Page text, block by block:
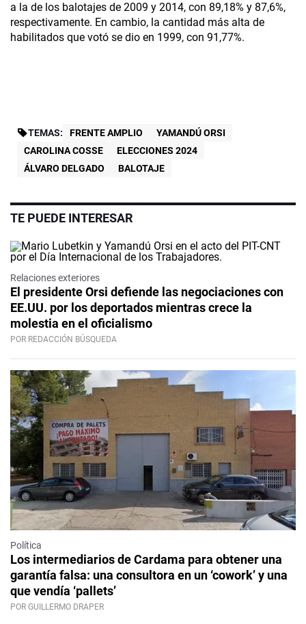
a la de los balotajes de 2009 y 2014, con 89,18% y 87,6%,
respectivamente. En cambio, la cantidad más alta de
habilitados que votó se dio en 1999, con 91,77%.
TEMAS: FRENTE AMPLIO
YAMANDÚ ORSI
CAROLINA COSSE
ELECCIONES 2024
ÁLVARO DELGADO
BALOTAJE
TE PUEDE INTERESAR
Relaciones exteriores
El presidente Orsi defiende las negociaciones con
EE.UU. por los deportados mientras crece la
molestia en el oficialismo
POR REDACCIÓN BÚSQUEDA
Política
Los intermediarios de Cardama para obtener una
garantía falsa: una consultora en un ‘cowork’ y una
que vendía ‘pallets’
POR GUILLERMO DRAPER